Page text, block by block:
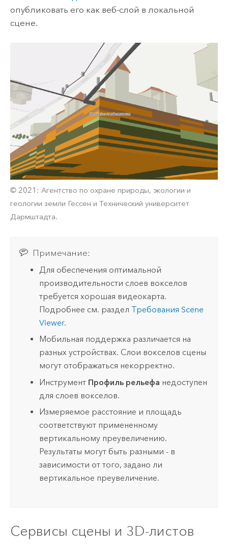
опубликовать его как веб-слой в локальной
сцене.
© 2021: Агентство по охране природы, экологии и
геологии земли Гессен и Технический университет
Дармштадта.
Примечание:
Для обеспечения оптимальной
производительности слоев вокселов
требуется хорошая видеокарта.
Подробнее см. раздел Требования Scene
Viewer.
Мобильная поддержка различается на
разных устройствах. Слои вокселов сцены
могут отображаться некорректно.
Инструмент Профиль рельефа недоступен
для слоев вокселов.
Измеряемое расстояние и площадь
соответствуют примененному
вертикальному преувеличению.
Результаты могут быть разными - в
зависимости от того, задано ли
вертикальное преувеличение.
Сервисы сцены и 3D-листов